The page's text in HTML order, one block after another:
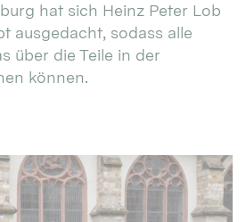
hat sich Heinz Peter Lob
ausgedacht, sodass alle
über die Teile in der
können.